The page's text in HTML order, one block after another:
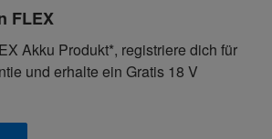
FLEX
Akku Produkt*, registriere dich für
und erhalte ein Gratis 18 V